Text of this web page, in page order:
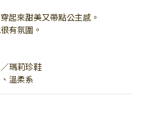
起來甜美又帶點公主感。
有氛圍。
瑪莉珍鞋
溫柔系